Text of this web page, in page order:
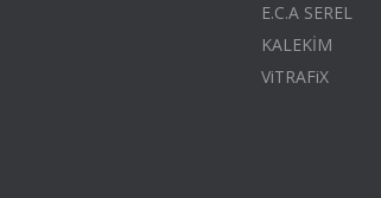
E.C.A SEREL
KALEKİM
ViTRAFiX